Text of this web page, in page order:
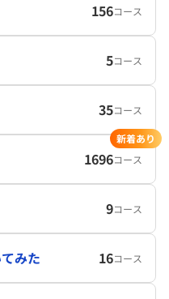
156コース
5コース
35コース
1696コース
新着あり
9コース
みた 16コース